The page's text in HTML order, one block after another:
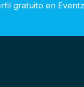
gratuito en